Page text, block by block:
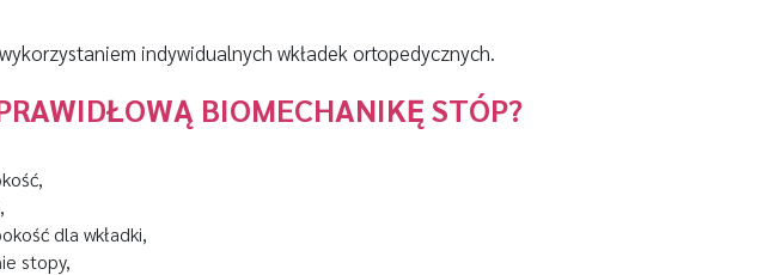
indywidualnych wkładek ortopedycznych.
BIOMECHANIKĘ STÓP?
dla wkładki,
stopy,